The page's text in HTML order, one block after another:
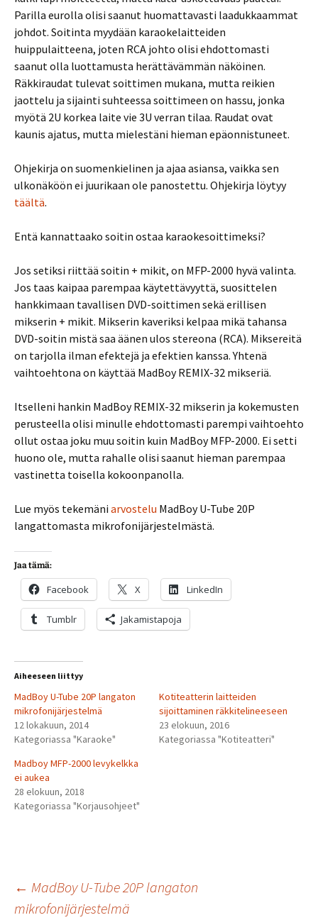
Parilla eurolla olisi saanut huomattavasti laadukkaammat
johdot. Soitinta myydään karaokelaitteiden
huippulaitteena, joten RCA johto olisi ehdottomasti
saanut olla luottamusta herättävämmän näköinen.
Räkkiraudat tulevat soittimen mukana, mutta reikien
jaottelu ja sijainti suhteessa soittimeen on hassu, jonka
myötä 2U korkea laite vie 3U verran tilaa. Raudat ovat
kaunis ajatus, mutta mielestäni hieman epäonnistuneet.
Ohjekirja on suomenkielinen ja ajaa asiansa, vaikka sen
ulkonäköön ei juurikaan ole panostettu. Ohjekirja löytyy
täältä.
Entä kannattaako soitin ostaa karaokesoittimeksi?
Jos setiksi riittää soitin + mikit, on MFP-2000 hyvä valinta.
Jos taas kaipaa parempaa käytettävyyttä, suosittelen
hankkimaan tavallisen DVD-soittimen sekä erillisen
mikserin + mikit. Mikserin kaveriksi kelpaa mikä tahansa
DVD-soitin mistä saa äänen ulos stereona (RCA). Miksereitä
on tarjolla ilman efektejä ja efektien kanssa. Yhtenä
vaihtoehtona on käyttää MadBoy REMIX-32 mikseriä.
Itselleni hankin MadBoy REMIX-32 mikserin ja kokemusten
perusteella olisi minulle ehdottomasti parempi vaihtoehto
ollut ostaa joku muu soitin kuin MadBoy MFP-2000. Ei setti
huono ole, mutta rahalle olisi saanut hieman parempaa
vastinetta toisella kokoonpanolla.
Lue myös tekemäni arvostelu MadBoy U-Tube 20P
langattomasta mikrofonijärjestelmästä.
Jaa tämä:
Facebook X LinkedIn
Tumblr Jakamistapoja
Aiheeseen liittyy
MadBoy U-Tube 20P langaton
mikrofonijärjestelmä
12 lokakuun, 2014
Kategoriassa "Karaoke"
Kotiteatterin laitteiden
sijoittaminen räkkitelineeseen
23 elokuun, 2016
Kategoriassa "Kotiteatteri"
Madboy MFP-2000 levykelkka
ei aukea
28 elokuun, 2018
Kategoriassa "Korjausohjeet"
Artikkelien
← MadBoy U-Tube 20P langaton
mikrofonijärjestelmä